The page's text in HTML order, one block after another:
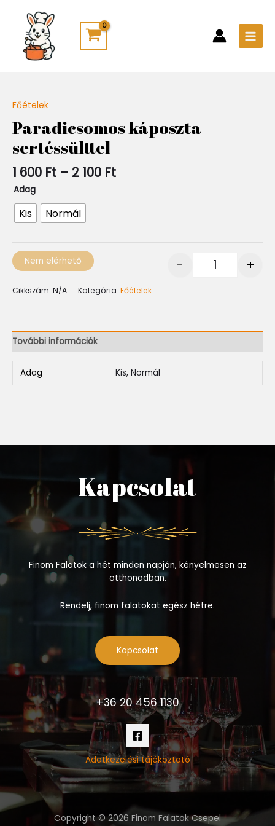
content
Főételek
Paradicsomos káposzta
sertéssülttel
1 600 Ft – 2 100 Ft
600 Ft
100 Ft
Adag
Kis Normál
- +
Nem elérhető
Cikkszám: N/A Kategória: Főételek
További információk
Adag Kis, Normál
Kapcsolat
Finom Falatok a hét minden napján, kényelmesen az
otthonodban.
Rendelj, finom falatokat egész hétre.
Kapcsolat
+36 20 456 1130
Adatkezelési tájékoztató
Copyright © 2026 Finom Falatok Csepel